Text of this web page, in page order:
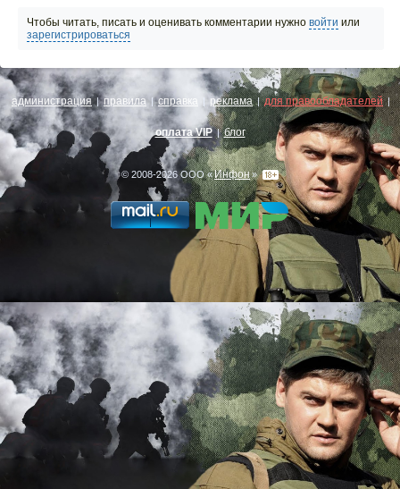
Чтобы читать, писать и оценивать комментарии нужно войти или
зарегистрироваться
администрация | правила |справка | реклама| для правообладателей|
оплата VIP|блог
© 2008-2026 ООО «Инфон»